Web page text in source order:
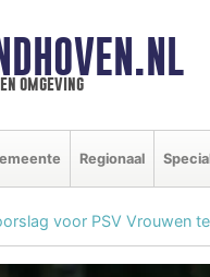
omgeving
Regionaal
voor PSV Vrouwen